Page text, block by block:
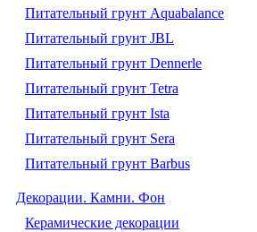
Питательный грунт Aquabalance
Питательный грунт JBL
Питательный грунт Dennerle
Питательный грунт Tetra
Питательный грунт Ista
Питательный грунт Sera
Питательный грунт Barbus
Декорации. Камни. Фон
Керамические декорации